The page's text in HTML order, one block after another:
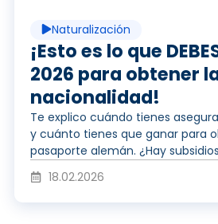
Naturalización
¡Esto es lo que
2026 para obtener
nacionalidad!
Te explico cuándo tienes
y cuánto tienes que ganar para
pasaporte alemán. ¿Hay
18.02.2026